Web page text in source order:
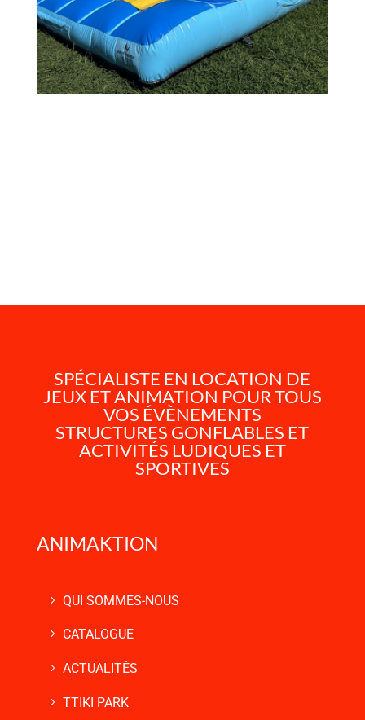
SPÉCIALISTE EN LOCATION DE
JEUX ET ANIMATION POUR TOUS
VOS ÉVÈNEMENTS
STRUCTURES GONFLABLES ET
ACTIVITÉS LUDIQUES ET
SPORTIVES
ANIMAKTION
QUI SOMMES-NOUS
CATALOGUE
ACTUALITÉS
TTIKI PARK